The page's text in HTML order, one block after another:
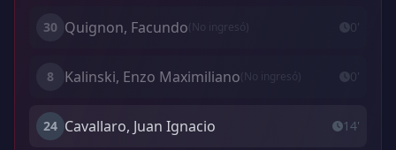
30 Quignon, Facundo(No ingresó) 0'
8 Kalinski, Enzo Maximiliano(No ingresó) 0'
24 Cavallaro, Juan Ignacio 14'